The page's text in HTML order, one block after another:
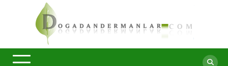
doğal
taşlar ile